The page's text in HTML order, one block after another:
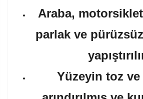
Araba,
parlak ve
Yüzeyin toz